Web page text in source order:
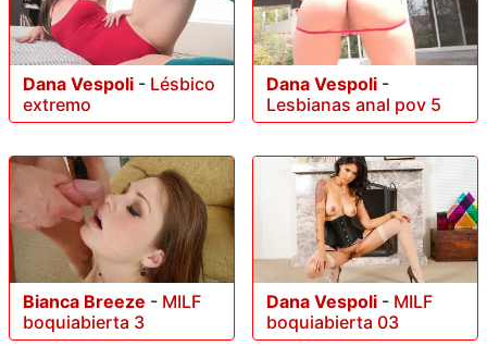
Dana Vespoli - Lésbico
extremo
Dana Vespoli -
Lesbianas anal pov 5
Bianca Breeze - MILF
boquiabierta 3
Dana Vespoli - MILF
boquiabierta 03